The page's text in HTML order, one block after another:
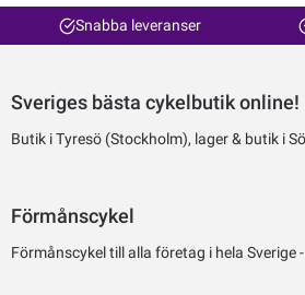
Snabba leveranser
Sveriges bästa cykelbutik online!
Butik i Tyresö (Stockholm), lager & butik i
Förmånscykel
Förmånscykel till alla företag i hela Sverige -